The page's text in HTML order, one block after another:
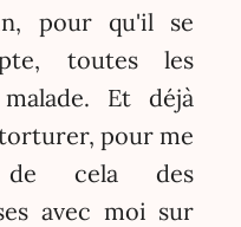
pour qu'il se
toutes les
Et déjà
pour me
cela des
avec moi sur